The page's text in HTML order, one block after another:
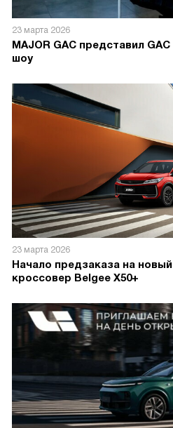
23 марта 2026
MAJOR GAC представил
шоу
23 марта 2026
Начало предзаказа на
кроссовер Belgee X50+